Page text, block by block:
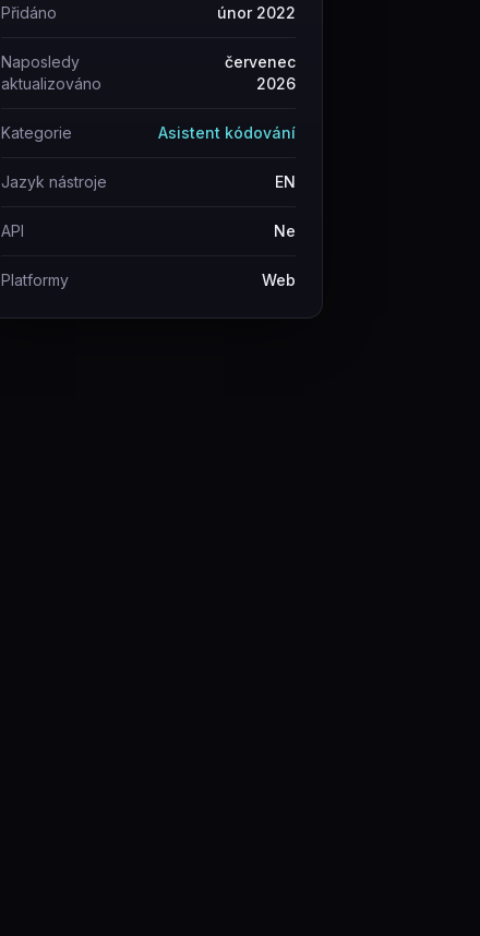
Přidáno únor 2022
Naposledy
aktualizováno
červenec
2026
Kategorie Asistent kódování
Jazyk nástroje EN
API Ne
Platformy Web